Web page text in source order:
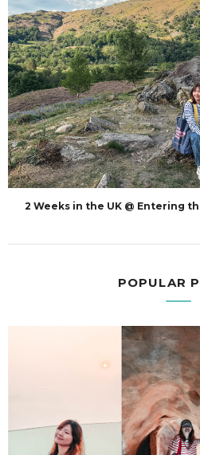
2 Weeks in the UK @ Entering
POPULAR